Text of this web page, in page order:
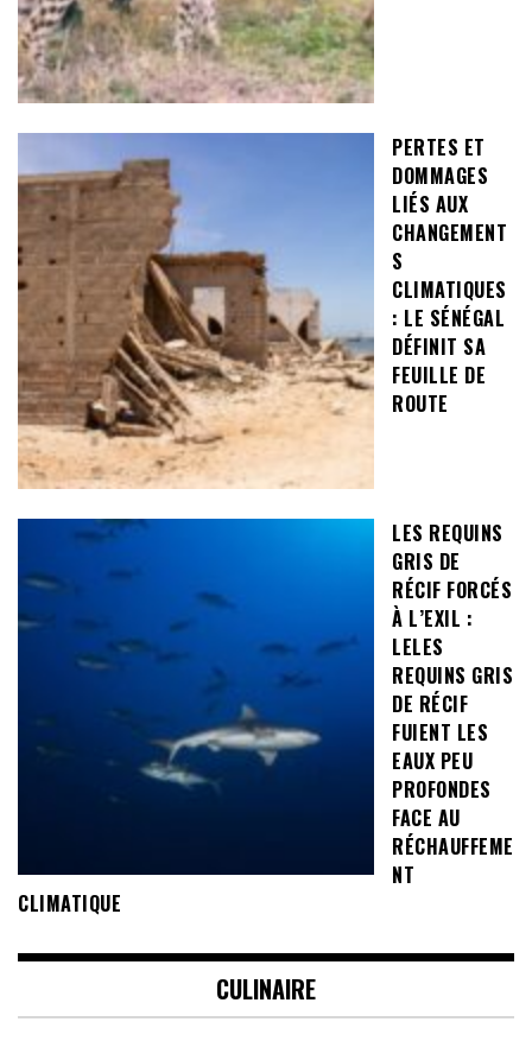
PERTES ET
DOMMAGES
LIÉS AUX
CHANGEMENT
S
CLIMATIQUES
: LE SÉNÉGAL
DÉFINIT SA
FEUILLE DE
ROUTE
LES REQUINS
GRIS DE
RÉCIF FORCÉS
À L’EXIL :
LELES
REQUINS GRIS
DE RÉCIF
FUIENT LES
EAUX PEU
PROFONDES
FACE AU
RÉCHAUFFEME
NT
CLIMATIQUE
CULINAIRE